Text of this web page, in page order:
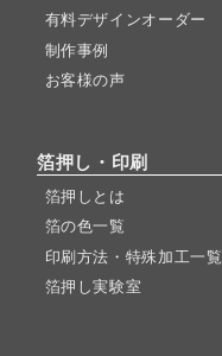
有料デザインオーダー
制作事例
お客様の声
箔押し・印刷
箔押しとは
箔の色一覧
印刷方法・特殊加工一覧
箔押し実験室